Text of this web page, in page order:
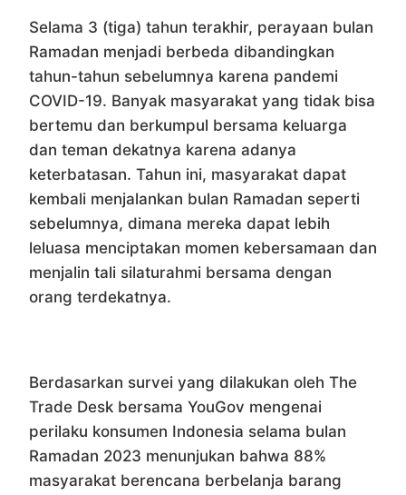
Selama 3 (tiga) tahun terakhir, perayaan bulan
Ramadan menjadi berbeda dibandingkan
tahun-tahun sebelumnya karena pandemi
COVID-19. Banyak masyarakat yang tidak bisa
bertemu dan berkumpul bersama keluarga
dan teman dekatnya karena adanya
keterbatasan. Tahun ini, masyarakat dapat
kembali menjalankan bulan Ramadan seperti
sebelumnya, dimana mereka dapat lebih
leluasa menciptakan momen kebersamaan dan
menjalin tali silaturahmi bersama dengan
orang terdekatnya.
Berdasarkan survei yang dilakukan oleh The
Trade Desk bersama YouGov mengenai
perilaku konsumen Indonesia selama bulan
Ramadan 2023 menunjukan bahwa 88%
masyarakat berencana berbelanja barang